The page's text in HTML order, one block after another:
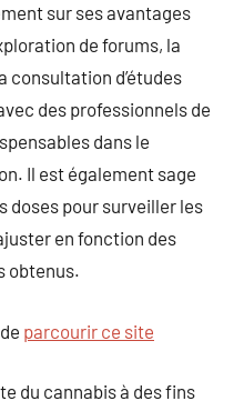
sur ses avantages
de forums, la
consultation d’études
des professionnels de
dans le
Il est également sage
doses pour surveiller les
en fonction des
obtenus.
parcourir ce site
du cannabis à des fins